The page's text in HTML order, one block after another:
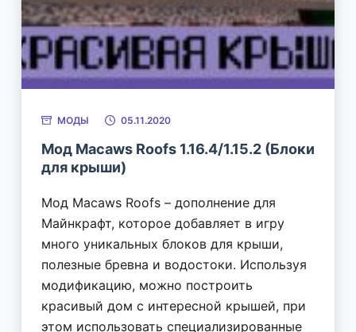
МОДЫ 05.11.2020
Мод Macaws Roofs 1.16.4/1.15.2 (Блоки
для крыши)
Мод Macaws Roofs – дополнение для
Майнкрафт, которое добавляет в игру
много уникальных блоков для крыши,
полезные бревна и водостоки. Используя
модификацию, можно построить
красивый дом с интересной крышей, при
этом использовать специализированные